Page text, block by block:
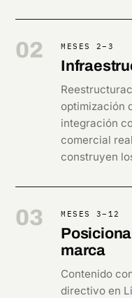
02 MESES 2–3
optimización
integración
comercial
construyen
03 MESES 3–12
marca
Contenido
directivo en